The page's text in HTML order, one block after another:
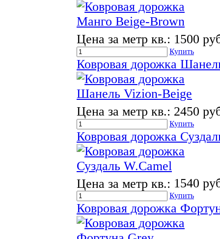
Цена за метр кв.: 1500
Купить
Ковровая дорожка
Цена за метр кв.: 2450
Купить
Ковровая дорожка
Цена за метр кв.: 1540
Купить
Ковровая дорожка